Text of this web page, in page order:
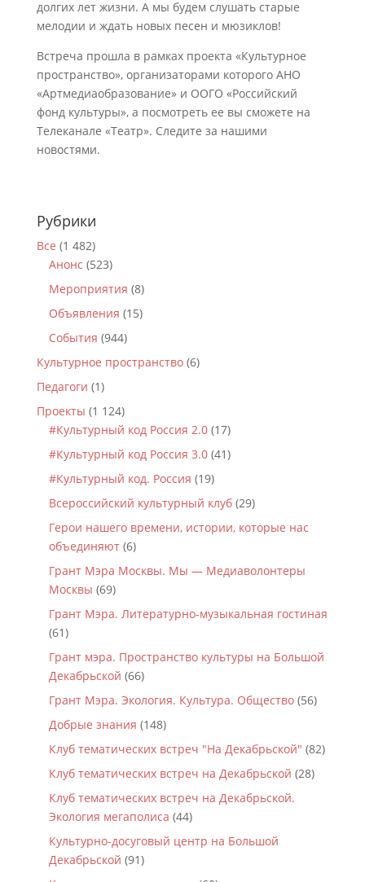
долгих лет жизни. А мы будем слушать старые
мелодии и ждать новых песен и мюзиклов!
Встреча прошла в рамках проекта «Культурное
пространство», организаторами которого АНО
«Артмедиаобразование» и ООГО «Российский
фонд культуры», а посмотреть ее вы сможете на
Телеканале «Театр». Следите за нашими
новостями.
Рубрики
Все (1 482)
Анонс (523)
Мероприятия (8)
Объявления (15)
События (944)
Культурное пространство(6)
Педагоги (1)
Проекты (1 124)
#Культурный код Россия 2.0(17)
#Культурный код Россия 3.0(41)
#Культурный код. Россия (19)
Всероссийский культурный клуб(29)
Герои нашего времени, истории, которые нас
объединяют(6)
Грант Мэра Москвы. Мы — Медиаволонтеры
Москвы (69)
Грант Мэра. Литературно-музыкальная гостиная
(61)
Грант мэра. Пространство культуры на Большой
Декабрьской (66)
Грант Мэра. Экология. Культура. Общество(56)
Добрые знания (148)
Клуб тематических встреч "На Декабрьской" (82)
Клуб тематических встреч на Декабрьской (28)
Клуб тематических встреч на Декабрьской.
Экология мегаполиса (44)
Культурно-досуговый центр на Большой
Декабрьской (91)